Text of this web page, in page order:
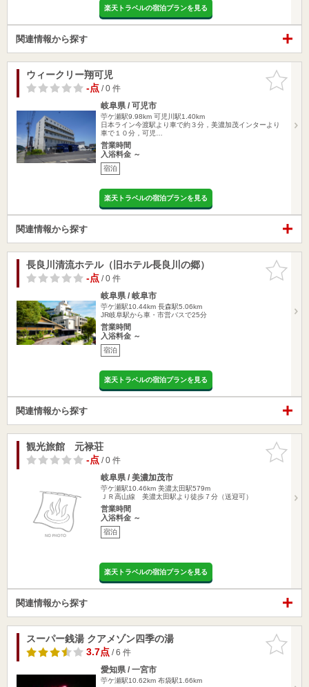
楽天トラベルの宿泊プランを見る
関連情報から探す
お気に入
りに追加
ウィークリー翔可児
-点/ 0 件
岐阜県 / 可児市
苧ケ瀬駅9.98km 可児川駅1.40km
日本ライン今渡駅より車で約３分，美濃加茂インターより
車で１０分，可児…
営業時間
入浴料金 ～
宿泊
楽天トラベルの宿泊プランを見る
関連情報から探す
お気に入
りに追加
長良川清流ホテル（旧ホテル長良川の郷）
-点/ 0 件
岐阜県 / 岐阜市
苧ケ瀬駅10.44km 長森駅5.06km
JR岐阜駅から車・市営バスで25分
営業時間
入浴料金 ～
宿泊
楽天トラベルの宿泊プランを見る
関連情報から探す
お気に入
りに追加
観光旅館 元禄荘
-点/ 0 件
岐阜県 / 美濃加茂市
苧ケ瀬駅10.46km 美濃太田駅579m
ＪＲ高山線 美濃太田駅より徒歩７分（送迎可）
営業時間
入浴料金 ～
宿泊
楽天トラベルの宿泊プランを見る
関連情報から探す
お気に入
りに追加
スーパー銭湯 クアメゾン四季の湯
3.7点/ 6 件
愛知県 / 一宮市
苧ケ瀬駅10.62km 布袋駅1.66km